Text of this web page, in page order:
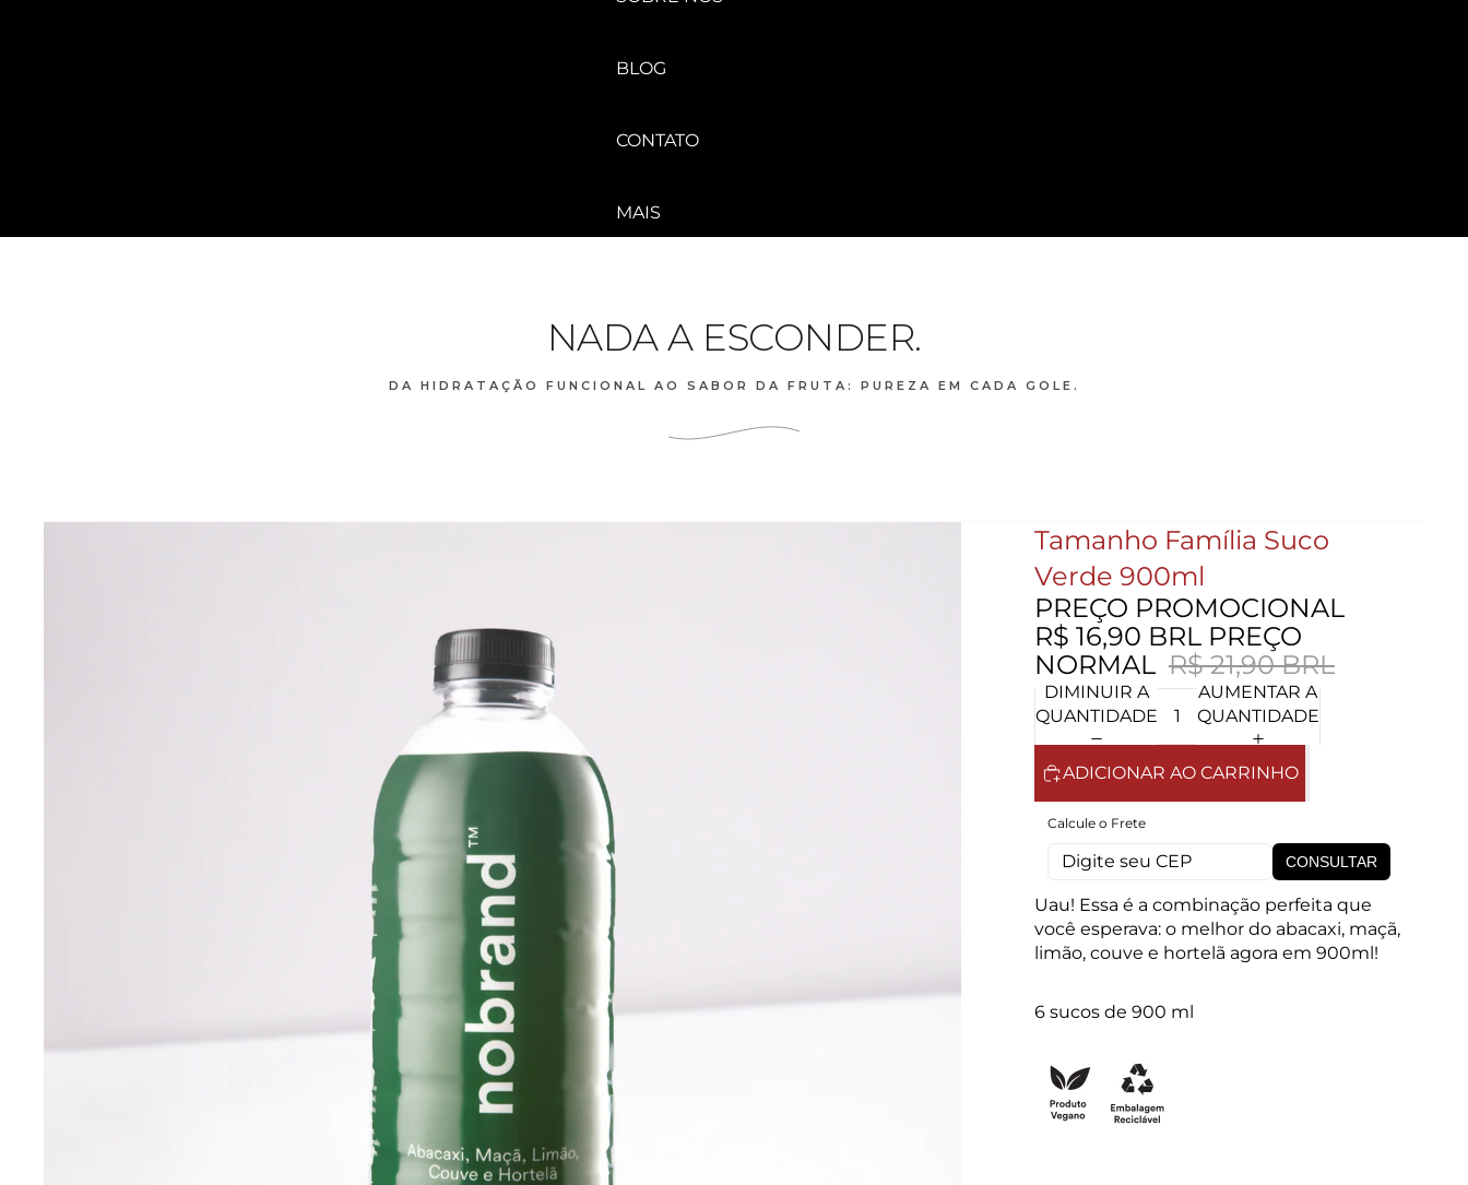
BLOG
CONTATO
MAIS
NADA A ESCONDER.
DA HIDRATAÇÃO FUNCIONAL AO SABOR DA FRUTA: PUREZA EM CADA GOLE.
Tamanho Família Suco
Verde 900ml
PREÇO PROMOCIONAL
R$ 16,90 BRL PREÇO
NORMAL R$ 21,90 BRL
DIMINUIR A
QUANTIDADE
AUMENTAR A
QUANTIDADE
ADICIONAR AO CARRINHO
Calcule o Frete
CONSULTAR
Uau! Essa é a combinação perfeita que
você esperava: o melhor do abacaxi, maçã,
limão, couve e hortelã agora em 900ml!
6 sucos de 900 ml